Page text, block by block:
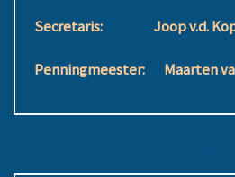
Secretaris: Joop v.d.
Penningmeester: Maarten
.